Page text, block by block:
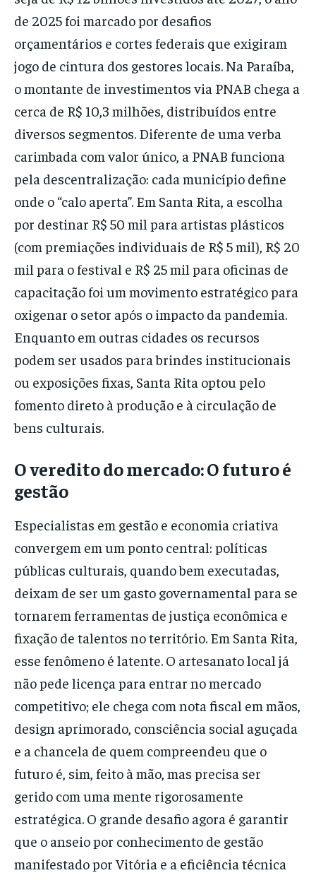
de 2025 foi marcado por desafios
orçamentários e cortes federais que exigiram
jogo de cintura dos gestores locais. Na Paraíba,
o montante de investimentos via PNAB chega a
cerca de R$ 10,3 milhões, distribuídos entre
diversos segmentos. Diferente de uma verba
carimbada com valor único, a PNAB funciona
pela descentralização: cada município define
onde o “calo aperta”. Em Santa Rita, a escolha
por destinar R$ 50 mil para artistas plásticos
(com premiações individuais de R$ 5 mil), R$ 20
mil para o festival e R$ 25 mil para oficinas de
capacitação foi um movimento estratégico para
oxigenar o setor após o impacto da pandemia.
Enquanto em outras cidades os recursos
podem ser usados para brindes institucionais
ou exposições fixas, Santa Rita optou pelo
fomento direto à produção e à circulação de
bens culturais.
O veredito do mercado: O futuro é
gestão
Especialistas em gestão e economia criativa
convergem em um ponto central: políticas
públicas culturais, quando bem executadas,
deixam de ser um gasto governamental para se
tornarem ferramentas de justiça econômica e
fixação de talentos no território. Em Santa Rita,
esse fenômeno é latente. O artesanato local já
não pede licença para entrar no mercado
competitivo; ele chega com nota fiscal em mãos,
design aprimorado, consciência social aguçada
e a chancela de quem compreendeu que o
futuro é, sim, feito à mão, mas precisa ser
gerido com uma mente rigorosamente
estratégica. O grande desafio agora é garantir
que o anseio por conhecimento de gestão
manifestado por Vitória e a eficiência técnica